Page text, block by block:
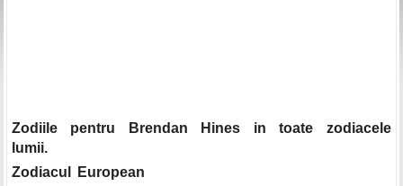
Zodiile pentru Brendan Hines in toate zodiacele
lumii.
Zodiacul European